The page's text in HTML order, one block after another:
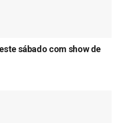
sábado com show de